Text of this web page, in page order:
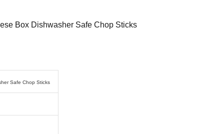
Box Dishwasher Safe Chop Sticks
Safe Chop Sticks